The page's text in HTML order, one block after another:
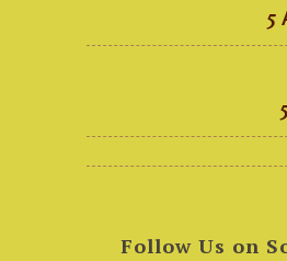
5
Follow Us on